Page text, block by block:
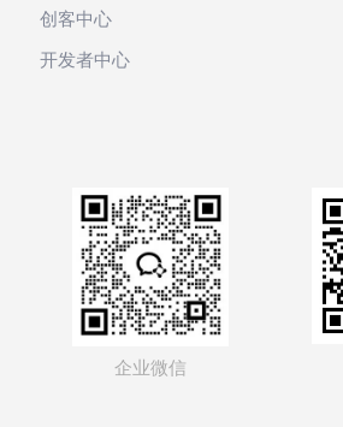
创客中心
开发者中心
企业微信